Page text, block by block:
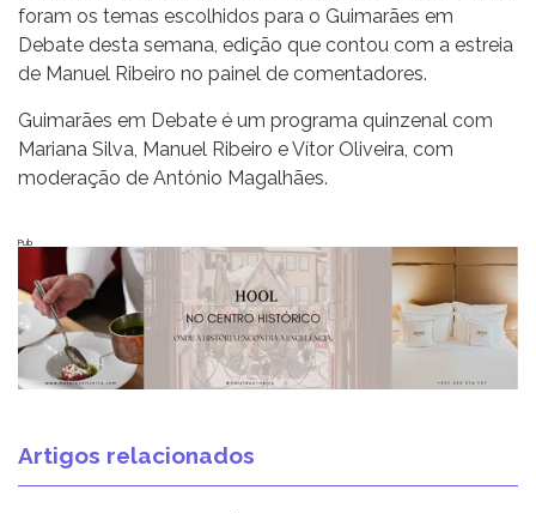
foram os temas escolhidos para o Guimarães em
Debate desta semana, edição que contou com a estreia
de Manuel Ribeiro no painel de comentadores.
Guimarães em Debate é um programa quinzenal com
Mariana Silva, Manuel Ribeiro e Vítor Oliveira, com
moderação de António Magalhães.
Pub
Artigos relacionados